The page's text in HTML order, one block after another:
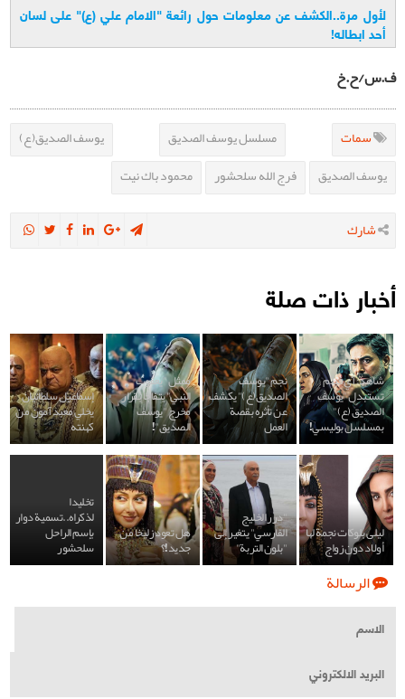
لأول مرة..الكشف عن معلومات حول رائعة "الامام علي (ع)" على لسان
أحد ابطاله!
ف.س/ح.خ
سمات مسلسل یوسف الصدیق
يوسف الصديق(ع)
يوسف الصديق
فرج الله سلحشور محمود باك نيت
شارك
أخبار ذات صلة
شاهد: آي فيلم
تستبدل "يوسف
الصديق (ع)"
بمسلسل بوليسي!
نجم "يوسف
الصديق(ع)" يكشف
عن تأثره بقصة
العمل
ممثل "يعقوب
النبي" يتفاجأ بقرار
مخرج "يوسف
الصديق"!
إسماعيل سلطانيان
يخلي معبد آمون من
كهنته
ليلى بلوكات نجمة لها
أولاد دون زواج
"درر الخليج
الفارسي" يتغير إلى
"بلون التربة"
هل تعود زليخا من
جديد!؟
تخليدا
لذكراه..تسمية دوار
بإسم الراحل
سلحشور
الرسالة